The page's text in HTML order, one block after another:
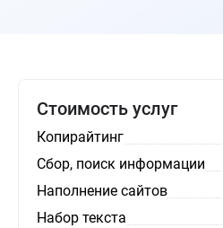
Стоимость услуг
Копирайтинг
Сбор, поиск информации
Наполнение сайтов
Набор текста